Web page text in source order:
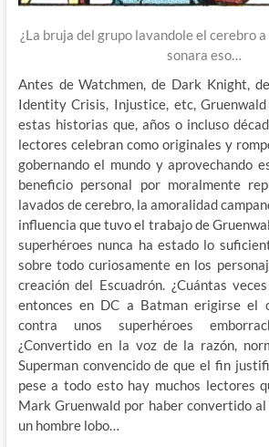
¿La bruja del grupo lavandole el cerebro
sonara eso…
Antes de Watchmen, de Dark Knight,
Identity Crisis, Injustice, etc,
estas historias que, años o incluso
lectores celebran como originales y
gobernando el mundo y aprovechando
beneficio personal por moralmente
lavados de cerebro, la amoralidad
influencia que tuvo el trabajo de
superhéroes nunca ha estado lo
sobre todo curiosamente en los
creación del Escuadrón. ¿Cuántas
entonces en DC a Batman erigirse el
contra unos superhéroes
¿Convertido en la voz de la razón,
Superman convencido de que el fin
pese a todo esto hay muchos lectores
Mark Gruenwald por haber convertido
un hombre lobo…